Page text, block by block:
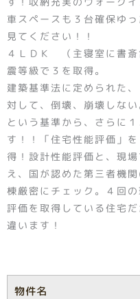
車スペースも３台確保ゆ
見てください！！
４ＬＤＫ （主寝室に書斎
震等級で３を取得。
建築基準法に定められた
対して、倒壊、崩壊しない
という基準から、さらに
す！！「住宅性能評価」
得！設計性能評価と、現
え、国が認めた第三者機
棟厳密にチェック。４回
評価を取得している住宅
違います！
物件名